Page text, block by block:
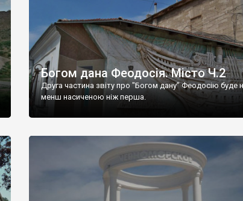
Богом дана Феодосія. Місто Ч.2
Друга частина звіту про "Богом дану" Феодосію буде
менш насиченою ніж перша.